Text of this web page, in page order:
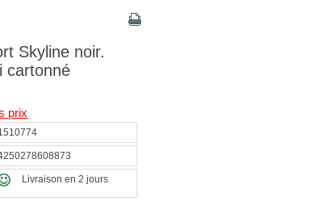
Skyline noir.
cartonné
prix
Livraison en 2 jours